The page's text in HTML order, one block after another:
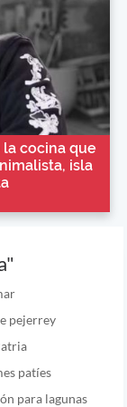
cocina que
isla
pejerrey
patíes
para lagunas